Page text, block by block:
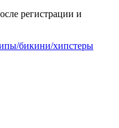
регистрации и
бикини/хипстеры